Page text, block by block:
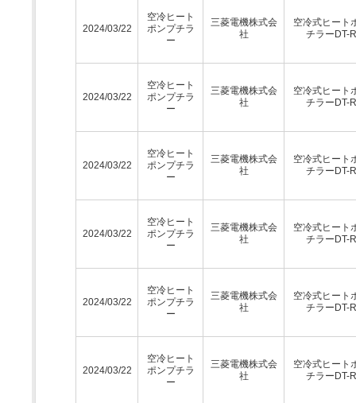
2024/03/22
空冷ヒート
ポンプチラ
ー
三菱電機株式会
社
空冷式ヒート
チラーDT-
2024/03/22
空冷ヒート
ポンプチラ
ー
三菱電機株式会
社
空冷式ヒート
チラーDT-
2024/03/22
空冷ヒート
ポンプチラ
ー
三菱電機株式会
社
空冷式ヒート
チラーDT-
2024/03/22
空冷ヒート
ポンプチラ
ー
三菱電機株式会
社
空冷式ヒート
チラーDT-
2024/03/22
空冷ヒート
ポンプチラ
ー
三菱電機株式会
社
空冷式ヒート
チラーDT-
2024/03/22
空冷ヒート
ポンプチラ
ー
三菱電機株式会
社
空冷式ヒート
チラーDT-